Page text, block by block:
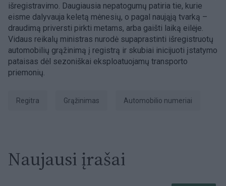
išregistravimo. Daugiausia nepatogumų patiria tie, kurie
eisme dalyvauja keletą mėnesių, o pagal naująją tvarką –
draudimą priversti pirkti metams, arba gaišti laiką eilėje.
Vidaus reikalų ministras nurodė supaprastinti išregistruotų
automobilių grąžinimą į registrą ir skubiai inicijuoti įstatymo
pataisas dėl sezoniškai eksploatuojamų transporto
priemonių.
Regitra grąžinimas automobilio numeriai
Naujausi įrašai